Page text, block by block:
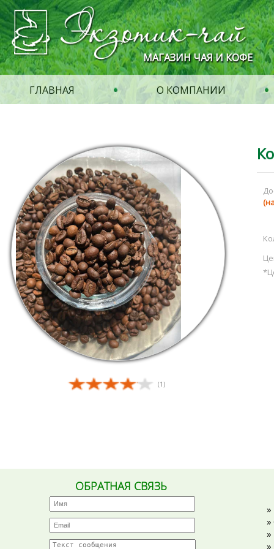
МАГАЗИН ЧАЯ И КОФЕ
ГЛАВНАЯ О КОМПАНИИ
(1)
ОБРАТНАЯ СВЯЗЬ
»
»
»
»